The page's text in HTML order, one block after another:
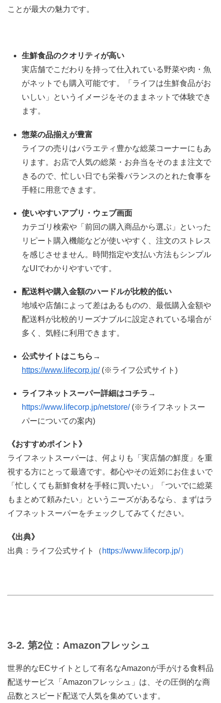
ことが最大の魅力です。
生鮮食品のクオリティが高い
実店舗でこだわりを持って仕入れている野菜や肉・魚
がネットでも購入可能です。「ライフは生鮮食品がお
いしい」というイメージをそのままネットで体験でき
ます。
惣菜の品揃えが豊富
ライフの売りはバラエティ豊かな総菜コーナーにもあ
ります。お店で人気の総菜・お弁当をそのまま注文で
きるので、忙しい日でも栄養バランスのとれた食事を
手軽に用意できます。
使いやすいアプリ・ウェブ画面
カテゴリ検索や「前回の購入商品から選ぶ」といった
リピート購入機能などが使いやすく、注文のストレス
を感じさせません。時間指定や支払い方法もシンプル
なUIでわかりやすいです。
配送料や購入金額のハードルが比較的低い
地域や店舗によって差はあるものの、最低購入金額や
配送料が比較的リーズナブルに設定されている場合が
多く、気軽に利用できます。
公式サイトはこちら→
https://www.lifecorp.jp/(※ライフ公式サイト)
ライフネットスーパー詳細はコチラ→
https://www.lifecorp.jp/netstore/(※ライフネットスー
パーについての案内)
《おすすめポイント》
ライフネットスーパーは、何よりも「実店舗の鮮度」を重
視する方にとって最適です。都心やその近郊にお住まいで
「忙しくても新鮮食材を手軽に買いたい」「ついでに総菜
もまとめて頼みたい」というニーズがあるなら、まずはラ
イフネットスーパーをチェックしてみてください。
《出典》
出典：ライフ公式サイト（ https://www.lifecorp.jp/）
3-2. 第2位：Amazonフレッシュ
世界的なECサイトとして有名なAmazonが手がける食料品
配送サービス「Amazonフレッシュ」は、その圧倒的な商
品数とスピード配送で人気を集めています。